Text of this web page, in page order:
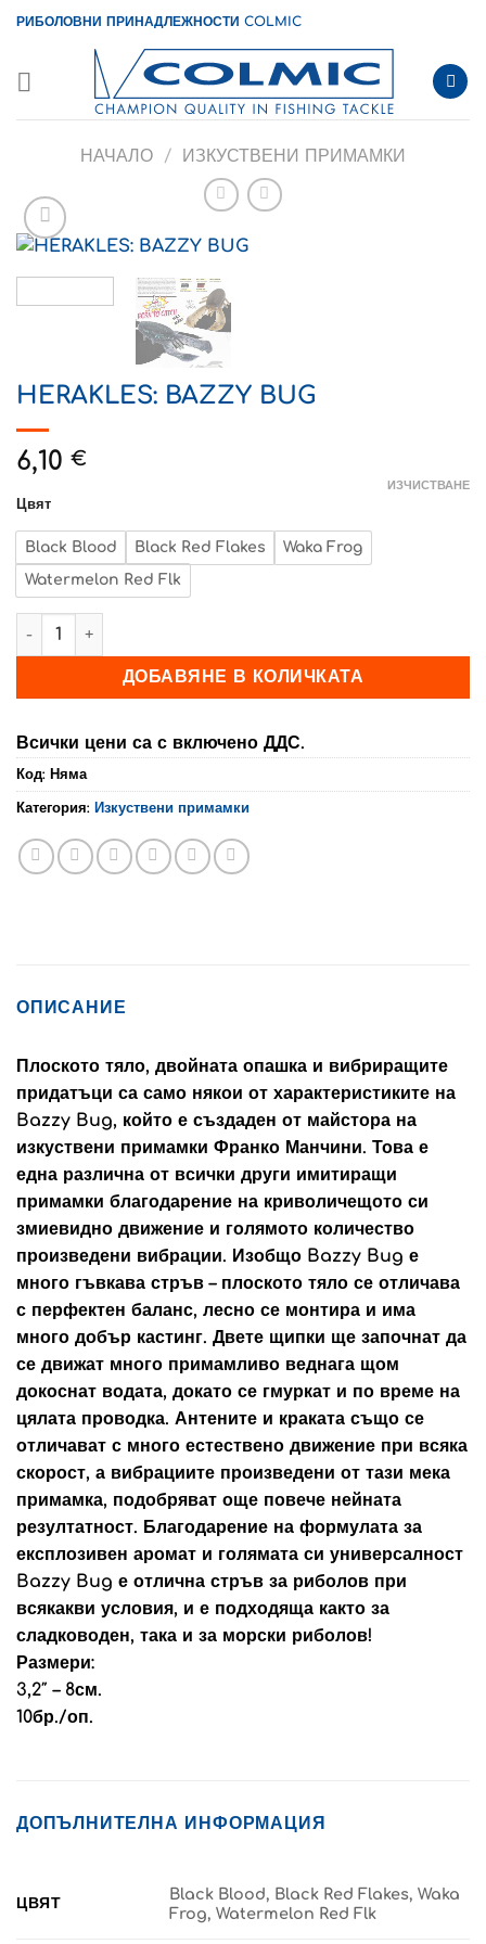
SkipРИБОЛОВНИ ПРИНАДЛЕЖНОСТИ COLMIC
НАЧАЛО / ИЗКУСТВЕНИ ПРИМАМКИ
HERAKLES: BAZZY BUG
6,10 €
Цвят
Black Blood Black Red Flakes
Waka Frog
Watermelon Red Flk
ИЗЧИСТВАНЕ
количество за HERAKLES: BAZZY BUG
ДОБАВЯНЕ В КОЛИЧКАТА
Всички цени са с включено ДДС.
Код: Няма
Категория: Изкуствени примамки
ОПИСАНИЕ
Плоското тяло, двойната опашка и вибриращите
придатъци са само някои от характеристиките на
Bazzy Bug, който е създаден от майстора на
изкуствени примамки Франко Манчини. Това е
една различна от всички други имитиращи
примамки благодарение на криволичещото си
змиевидно движение и голямото количество
произведени вибрации. Изобщо Bazzy Bug е
много гъвкава стръв – плоското тяло се отличава
с перфектен баланс, лесно се монтира и има
много добър кастинг. Двете щипки ще започнат да
се движат много примамливо веднага щом
докоснат водата, докато се гмуркат и по време на
цялата проводка. Антените и краката също се
отличават с много естествено движение при всяка
скорост, а вибрациите произведени от тази мека
примамка, подобряват още повече нейната
резултатност. Благодарение на формулата за
експлозивен аромат и голямата си универсалност
Bazzy Bug е отлична стръв за риболов при
всякакви условия, и е подходяща както за
сладководен, така и за морски риболов!
Размери:
3,2″ – 8см.
10бр./оп.
ДОПЪЛНИТЕЛНА ИНФОРМАЦИЯ
ЦВЯТ
Black Blood, Black Red Flakes, Waka
Frog, Watermelon Red Flk